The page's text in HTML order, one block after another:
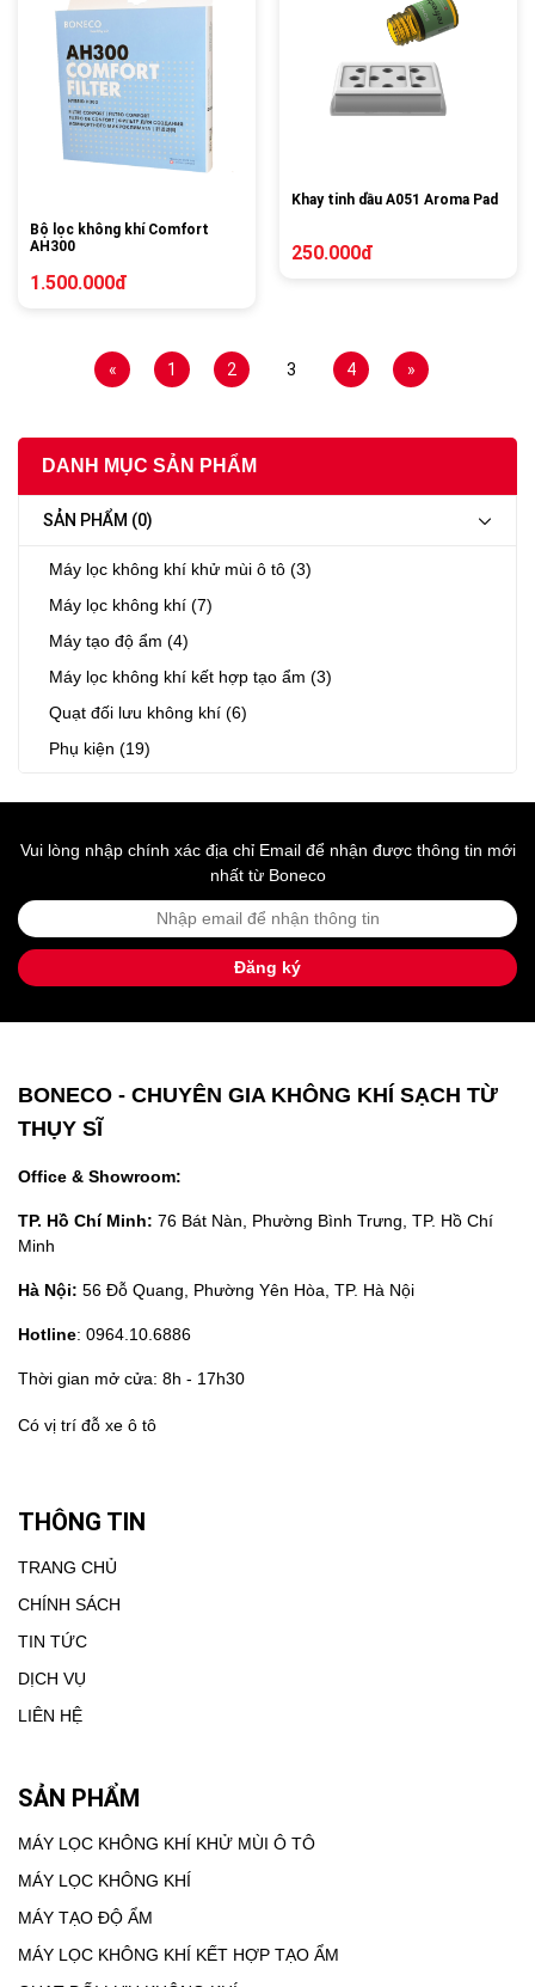
DANH MỤC SẢN PHẨM
SẢN PHẨM (0)
Máy lọc không khí khử mùi ô tô (3)
Máy lọc không khí (7)
Máy tạo độ ẩm (4)
Máy lọc không khí kết hợp tạo ẩm (3)
Quạt đối lưu không khí (6)
Phụ kiện (19)
Bộ lọc không khí Comfort
AH300
1.500.000đ
Khay tinh dầu A051 Aroma Pad
250.000đ
« 1 2 3 4 »
Vui lòng nhập chính xác địa chỉ Email để nhận được thông tin mới
nhất từ Boneco
Đăng ký
BONECO - CHUYÊN GIA KHÔNG KHÍ SẠCH TỪ
THỤY SĨ
Office & Showroom:
TP. Hồ Chí Minh: 76 Bát Nàn, Phường Bình Trưng, TP. Hồ Chí
Minh
Hà Nội: 56 Đỗ Quang, Phường Yên Hòa, TP. Hà Nội
Hotline: 0964.10.6886
Thời gian mở cửa: 8h - 17h30
Có vị trí đỗ xe ô tô
THÔNG TIN
TRANG CHỦ
CHÍNH SÁCH
TIN TỨC
DỊCH VỤ
LIÊN HỆ
SẢN PHẨM
MÁY LỌC KHÔNG KHÍ KHỬ MÙI Ô TÔ
MÁY LỌC KHÔNG KHÍ
MÁY TẠO ĐỘ ẨM
MÁY LỌC KHÔNG KHÍ KẾT HỢP TẠO ẨM